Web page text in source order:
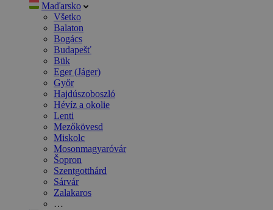
Maďarsko
Všetko
Balaton
Bogács
Budapešť
Bük
Eger (Jáger)
Győr
Hajdúszoboszló
Hévíz a okolie
Lenti
Mezőkövesd
Miskolc
Mosonmagyaróvár
Šopron
Szentgotthárd
Sárvár
Zalakaros
…